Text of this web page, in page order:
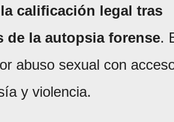
calificación legal tras
la autopsia forense.
abuso sexual con
y violencia.